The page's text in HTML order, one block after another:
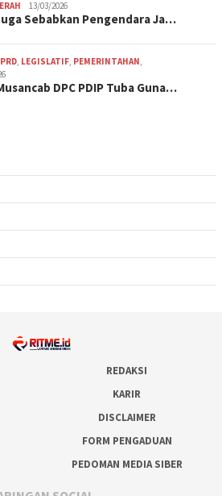
13/03/2026
Sebabkan Pengendara Ja…
, LEGISLATIF, PEMERINTAHAN,
DPC PDIP Tuba Guna…
REDAKSI
KARIR
DISCLAIMER
FORM PENGADUAN
PEDOMAN MEDIA SIBER